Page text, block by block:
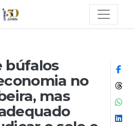
búfalos
no
mas